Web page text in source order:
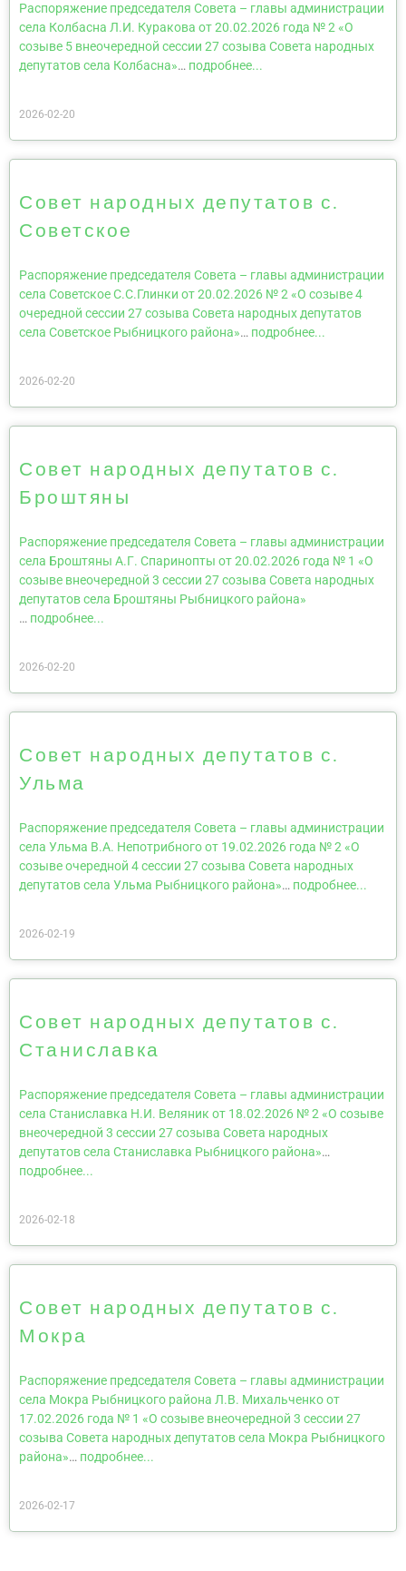
Распоряжение председателя Совета – главы администрации
села Колбасна Л.И. Куракова от 20.02.2026 года № 2 «О
созыве 5 внеочередной сессии 27 созыва Совета народных
депутатов села Колбасна»… подробнее...
2026-02-20
Совет народных депутатов с.
Советское
Распоряжение председателя Совета – главы администрации
села Советское С.С.Глинки от 20.02.2026 № 2 «О созыве 4
очередной сессии 27 созыва Совета народных депутатов
села Советское Рыбницкого района»… подробнее...
2026-02-20
Совет народных депутатов с.
Броштяны
Распоряжение председателя Совета – главы администрации
села Броштяны А.Г. Спаринопты от 20.02.2026 года № 1 «О
созыве внеочередной 3 сессии 27 созыва Совета народных
депутатов села Броштяны Рыбницкого района»
… подробнее...
2026-02-20
Совет народных депутатов с.
Ульма
Распоряжение председателя Совета – главы администрации
села Ульма В.А. Непотрибного от 19.02.2026 года № 2 «О
созыве очередной 4 сессии 27 созыва Совета народных
депутатов села Ульма Рыбницкого района»… подробнее...
2026-02-19
Совет народных депутатов с.
Станиславка
Распоряжение председателя Совета – главы администрации
села Станиславка Н.И. Веляник от 18.02.2026 № 2 «О созыве
внеочередной 3 сессии 27 созыва Совета народных
депутатов села Станиславка Рыбницкого района»…
подробнее...
2026-02-18
Совет народных депутатов с.
Мокра
Распоряжение председателя Совета – главы администрации
села Мокра Рыбницкого района Л.В. Михальченко от
17.02.2026 года № 1 «О созыве внеочередной 3 сессии 27
созыва Совета народных депутатов села Мокра Рыбницкого
района»… подробнее...
2026-02-17